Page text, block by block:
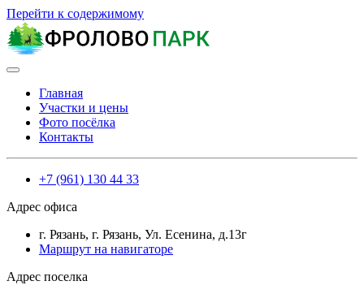
Перейти к содержимому
Главная
Участки и цены
Фото посёлка
Контакты
+7 (961) 130 44 33
Адрес офиса
г. Рязань, г. Рязань, Ул. Есенина, д.13г
Маршрут на навигаторе
Адрес поселка